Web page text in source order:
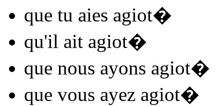
que tu aies agiot�
qu'il ait agiot�
que nous ayons agiot�
que vous ayez agiot�